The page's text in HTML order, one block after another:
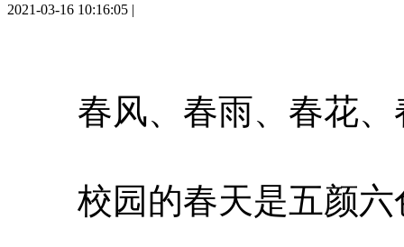
2021-03-16 10:16:05 |
春风、春雨、春花、
校园的春天是五颜六